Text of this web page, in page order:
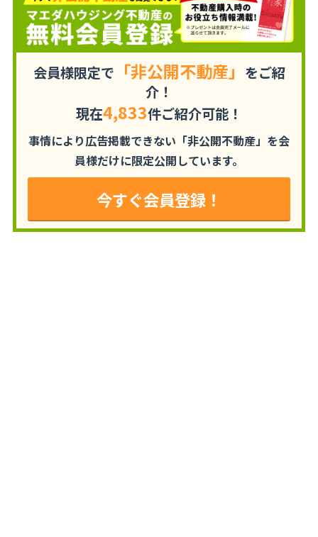
会員様限定で 「非公開不動産」 をご紹
介！
現在4,833件ご紹介可能！
事情により広告掲載できない「非公開不動産」を会
員様だけに限定公開しています。
今すぐ会員登録！